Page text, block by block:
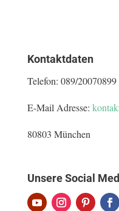
Kontaktdaten
Telefon: 089/20070899
E-Mail Adresse:
80803 München
Unsere Social